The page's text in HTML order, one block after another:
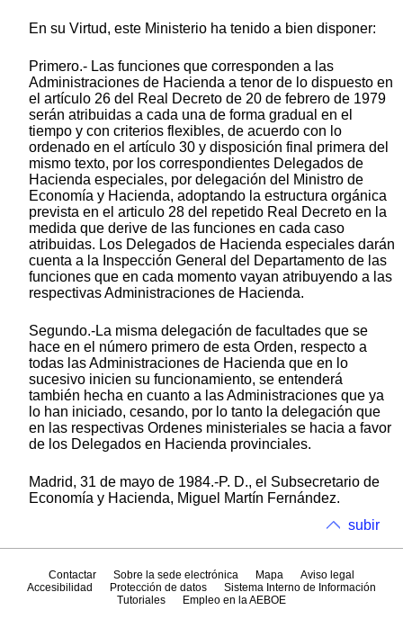
En su Virtud, este Ministerio ha tenido a bien disponer:
Primero.- Las funciones que corresponden a las
Administraciones de Hacienda a tenor de lo dispuesto en
el artículo 26 del Real Decreto de 20 de febrero de 1979
serán atribuidas a cada una de forma gradual en el
tiempo y con criterios flexibles, de acuerdo con lo
ordenado en el artículo 30 y disposición final primera del
mismo texto, por los correspondientes Delegados de
Hacienda especiales, por delegación del Ministro de
Economía y Hacienda, adoptando la estructura orgánica
prevista en el articulo 28 del repetido Real Decreto en la
medida que derive de las funciones en cada caso
atribuidas. Los Delegados de Hacienda especiales darán
cuenta a la Inspección General del Departamento de las
funciones que en cada momento vayan atribuyendo a las
respectivas Administraciones de Hacienda.
Segundo.-La misma delegación de facultades que se
hace en el número primero de esta Orden, respecto a
todas las Administraciones de Hacienda que en lo
sucesivo inicien su funcionamiento, se entenderá
también hecha en cuanto a las Administraciones que ya
lo han iniciado, cesando, por lo tanto la delegación que
en las respectivas Ordenes ministeriales se hacia a favor
de los Delegados en Hacienda provinciales.
Madrid, 31 de mayo de 1984.-P. D., el Subsecretario de
Economía y Hacienda, Miguel Martín Fernández.
subir
Contactar Sobre la sede electrónica Mapa
Aviso legal
Accesibilidad
Protección de datos
Sistema Interno de Información
Tutoriales
Empleo en la AEBOE